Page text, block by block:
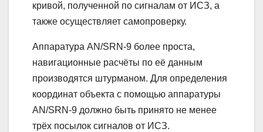
кривой, полученной по сигналам от ИСЗ, а
также осуществляет самопроверку.
Аппаратура AN/SRN-9 более проста,
навигационные расчёты по её данным
производятся штурманом. Для определения
координат объекта с помощью аппаратуры
AN/SRN-9 должно быть принято не менее
трёх посылок сигналов от ИСЗ.